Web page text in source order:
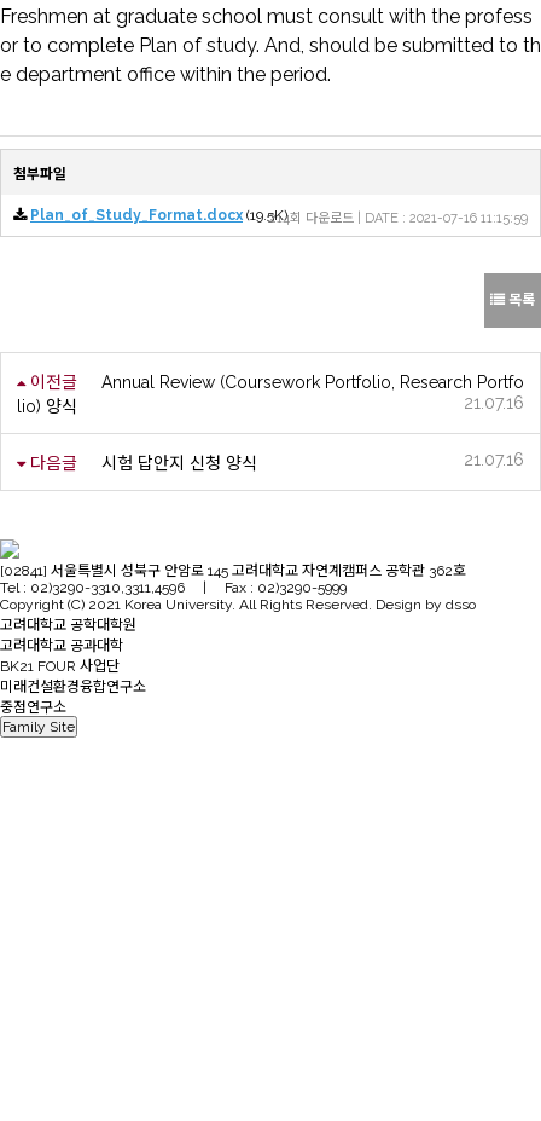
Freshmen at graduate school must consult with the profess
or to complete Plan of study. And, should be submitted to th
e department office within the period.
첨부파일
Plan_of_Study_Format.docx (19.5K)214회 다운로드 | DATE : 2021-07-16 11:15:59
목록
이전글
Annual Review (Coursework Portfolio, Research Portfo
lio) 양식
21.07.16
다음글 시험 답안지 신청 양식 21.07.16
[02841] 서울특별시 성북구 안암로 145 고려대학교 자연계캠퍼스 공학관 362호
Tel : 02)3290-3310,3311,4596 | Fax : 02)3290-5999
Copyright (C) 2021 Korea University. All Rights Reserved. Design by dsso
고려대학교 공학대학원
고려대학교 공과대학
BK21 FOUR 사업단
미래건설환경융합연구소
중점연구소
Family Site